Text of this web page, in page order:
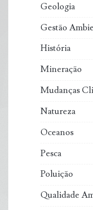
Geologia
Gestão
História
Mineração
Mudanças
Natureza
Oceanos
Pesca
Poluição
Qualidade